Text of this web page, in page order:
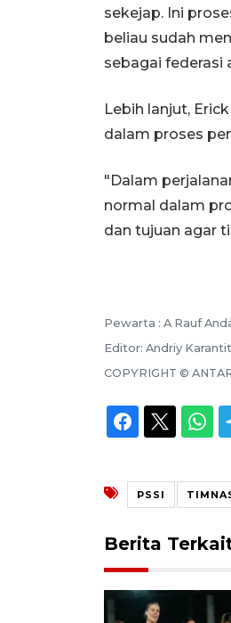
sekejap. Ini
beliau sudah
sebagai federasi
Lebih lanjut,
dalam proses
"Dalam
normal dalam
dan tujuan agar
Pewarta : A Rauf
Editor: Andriy
COPYRIGHT ©
PSSI
Berita